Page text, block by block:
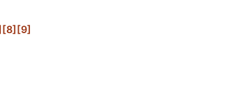
[8][9]